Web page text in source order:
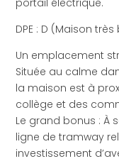
DPE : D (Maison
Un emplacement
Située au calme
la maison est à
collège et des
Le grand bonus : À
ligne de tramway
investissement